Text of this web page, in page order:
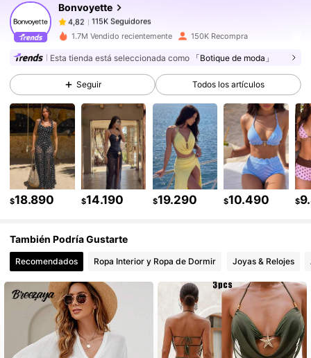
Bonvoyette
4,82
115K Seguidores
s***cpagóHace 1 día
4,82 115K Seguidores
4,82 115K Seguidores
4,82 115K Seguidores
4,82 115K Seguidores
4,82 115K Seguidores
4,82 115K Seguidores
4,82 115K Seguidores
1.7M Vendido recientemente 150K Recompra
Esta tienda está seleccionada como 「Botique de moda」
Seguir Todos los artículos
$18.890 $14.190 $19.290 $10.490 $
También Podría Gustarte
Recomendados Ropa Interior y Ropa de Dormir Joyas & Relojes